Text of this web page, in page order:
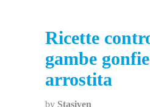
Ricette
gambe
arrostita
by Stasiven